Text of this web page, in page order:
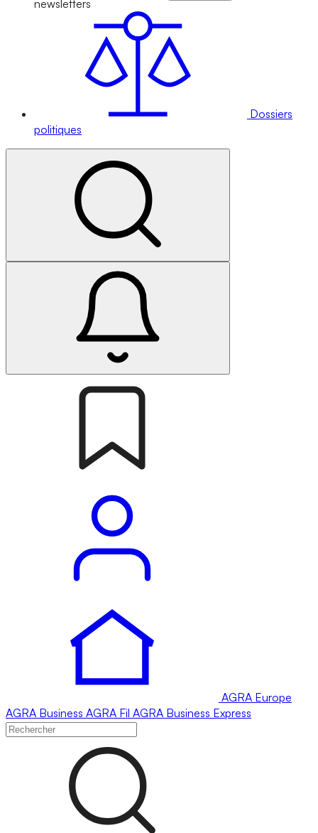
newsletters
Dossiers
politiques
AGRA Europe
AGRA Business AGRA Fil AGRA Business Express